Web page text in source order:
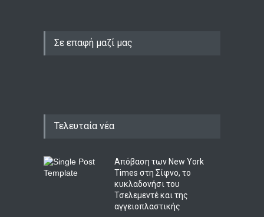
Σε επαφή μαζί μας
Τελευταία νέα
Απόβαση των New York
Times στη Σίφνο, το
κυκλαδονήσι του
Τσελεμεντέ και της
αγγειοπλαστικής